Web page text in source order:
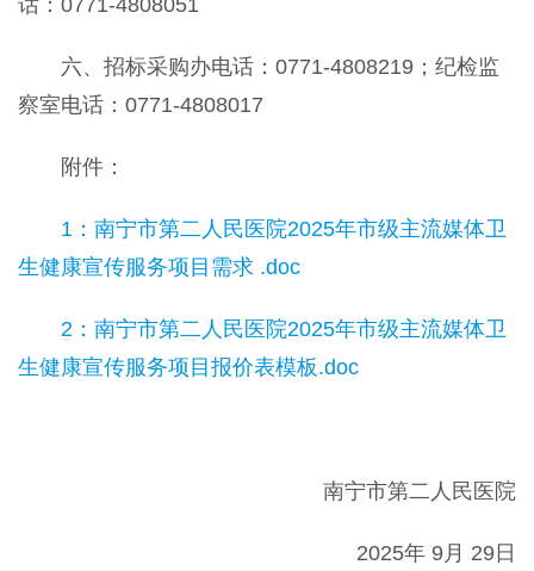
话：0771-4808051
六、招标采购办电话：0771-4808219；纪检监
察室电话：0771-4808017
附件：
1：南宁市第二人民医院2025年市级主流媒体卫
生健康宣传服务项目需求 .doc
2：南宁市第二人民医院2025年市级主流媒体卫
生健康宣传服务项目报价表模板.doc
南宁市第二人民医院
2025年 9月 29日